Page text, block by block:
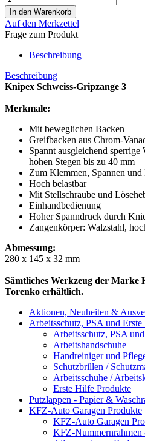
Auf den Merkzettel
Frage zum Produkt
Beschreibung
Beschreibung
Knipex Schweiss-Gripzange 3
Merkmale:
Mit beweglichen Backen
Greifbacken aus Chrom-
Spannt ausgleichend
hohen Stegen bis zu 40 mm
Zum Klemmen, Spannen
Hoch belastbar
Mit Stellschraube und
Einhandbedienung
Hoher Spanndruck durch
Zangenkörper: Walzstahl,
Abmessung:
280 x 145 x 32 mm
Sämtliches Werkzeug der Marke
Torenko erhältlich.
Aktionen, Neuheiten &
Arbeitsschutz, PSA und
Arbeitsschutz, PSA
Arbeitshandschuhe
Handreiniger und
Schutzbrillen /
Arbeitsschuhe /
Erste Hilfe Produkte
Putzlappen - Papier &
KFZ-Auto Garagen Produkte
KFZ-Auto Garagen
KFZ-Nummernrahmen